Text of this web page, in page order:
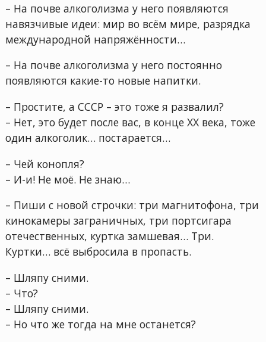
– На почве алкоголизма у него появляются
навязчивые идеи: мир во всём мире, разрядка
международной напряжённости…
– На почве алкоголизма у него постоянно
появляются какие-то новые напитки.
– Простите, а СССР – это тоже я развалил?
– Нет, это будет после вас, в конце XX века, тоже
один алкоголик… постарается…
– Чей конопля?
– И-и! Не моё. Не знаю…
– Пиши с новой строчки: три магнитофона, три
кинокамеры заграничных, три портсигара
отечественных, куртка замшевая… Три.
Куртки… всё выбросила в пропасть.
– Шляпу сними.
– Что?
– Шляпу сними.
– Но что же тогда на мне останется?